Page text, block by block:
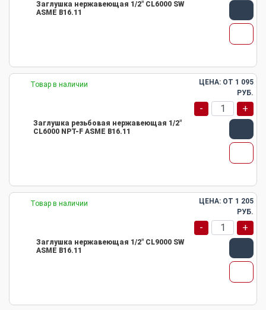
Заглушка нержавеющая 1/2" CL6000 SW
ASME B16.11
Товар в наличии
Заглушка резьбовая нержавеющая 1/2"
CL6000 NPT-F ASME B16.11
ЦЕНА: ОТ 1 095
РУБ.
- +
Товар в наличии
Заглушка нержавеющая 1/2" CL9000 SW
ASME B16.11
ЦЕНА: ОТ 1 205
РУБ.
- +